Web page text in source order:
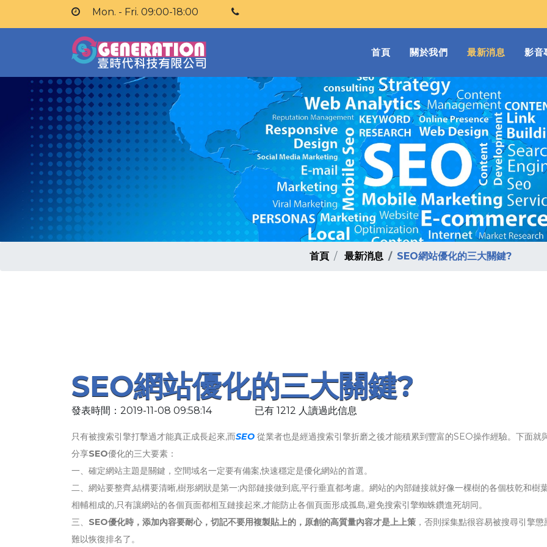
Mon. - Fri. 09:00-18:00
首頁(current)
關於我們 最新消息 影音
首頁 最新消息 SEO網站優化的三大關鍵?
SEO網站優化的三大關鍵?
發表時間：2019-11-08 09:58:14 已有 1212 人讀過此信息
只有被搜索引擎打擊過才能真正成長起來,而SEO 從業者也是經過搜索引擎折磨之後才能積累到豐富的SEO操作經驗。下面就
分享SEO優化的三大要素：
一、確定網站主題是關鍵，空間域名一定要有備案,快速穩定是優化網站的首選。
二、網站要整齊,結構要清晰,樹形網狀是第一;內部鏈接做到底,平行垂直都考慮。網站的內部鏈接就好像一棵樹的各個枝乾和樹
相輔相成的,只有讓網站的各個頁面都相互鏈接起來,才能防止各個頁面形成孤島,避免搜索引擎蜘蛛鑽進死胡同。
三、 SEO優化時，添加內容要耐心，切記不要用複製貼上的，原創的高質量內容才是上上策 ，否則採集點很容易被搜尋引擎懲
難以恢復排名了。